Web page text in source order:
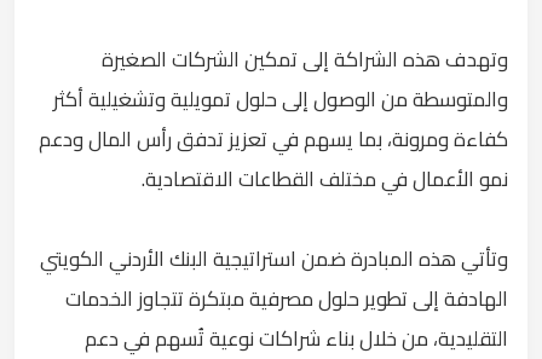
وتهدف هذه الشراكة إلى تمكين الشركات الصغيرة
والمتوسطة من الوصول إلى حلول تمويلية وتشغيلية أكثر
كفاءة ومرونة، بما يسهم في تعزيز تدفق رأس المال ودعم
نمو الأعمال في مختلف القطاعات الاقتصادية.
وتأتي هذه المبادرة ضمن استراتيجية البنك الأردني الكويتي
الهادفة إلى تطوير حلول مصرفية مبتكرة تتجاوز الخدمات
التقليدية، من خلال بناء شراكات نوعية تُسهم في دعم